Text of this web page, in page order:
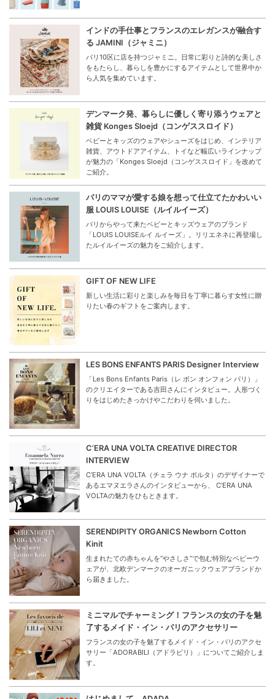
インドの手仕事とフランスのエレガンスが融合す
る JAMINI（ジャミニ）
パリ10区に店を持つジャミニ。日常に彩りと詩的な美しさ
をもたらし、暮らしを豊かにするアイテムとして世界中か
ら人気を集めています。
デンマーク発、暮らしに優しく寄り添うウェアと
雑貨 Konges Sloejd（コンゲススロイド）
ベビーとキッズのウェアやシューズをはじめ、インテリア
雑貨、アウトドアアイテム、トイなど幅広いラインナップ
が魅力の「Konges Sloejd（コンゲススロイド」を改めて
ご紹介。
パリのママが愛する娘を想って仕立てたかわいい
服 LOUIS LOUISE（ルイルイーズ）
パリからやって来たベビーとキッズウェアのブランド
「LOUIS LOUISEルイ ルイーズ」。リリエネネに再登場し
たルイルイーズの魅力をご紹介します。
GIFT OF NEW LIFE
新しい生活に彩りと楽しみを毎日を丁寧に暮らす女性に贈
りたい春のギフトをご案内します。
LES BONS ENFANTS PARIS Designer Interview
「Les Bons Enfants Paris（レ ボン オンフォン パリ）」
のクリエイターである吉田さんにインタビュー。人形づく
りをはじめたきっかけやこだわりを伺いました。
C’ERA UNA VOLTA CREATIVE DIRECTOR
INTERVIEW
C’ERA UNA VOLTA（チェラ ウナ ボルタ）のデザイナーで
あるエマヌエラさんのインタビューから、 C’ERA UNA
VOLTAの魅力をひもときます。
SERENDIPITY ORGANICS Newborn Cotton
Kinit
生まれたての赤ちゃんを“やさしさ”で包む特別なベビーウ
ェアが、北欧デンマークのオーガニックウェアブランドか
ら届きました。
ミニマルでチャーミング！フランスの女の子を魅
了するメイド・イン・パリのアクセサリー
フランスの女の子を魅了するメイド・イン・パリのアクセ
サリー「ADORABILI（アドラビリ）」についてご紹介しま
す。